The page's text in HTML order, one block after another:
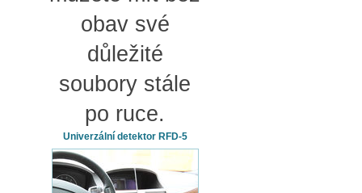
obav své
důležité
soubory stále
po ruce.
Univerzální detektor RFD-5